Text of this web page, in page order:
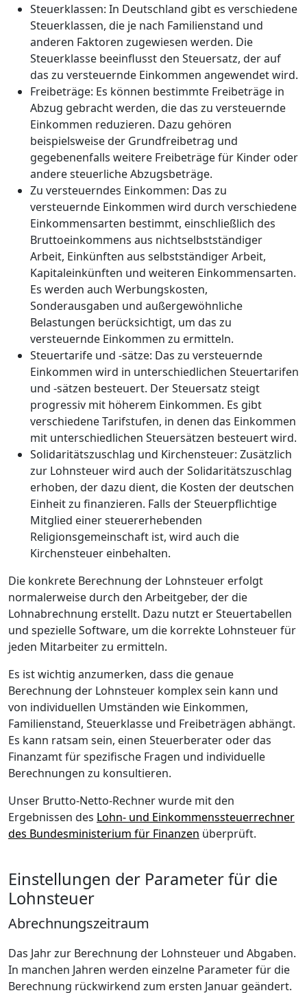
Steuerklassen: In Deutschland gibt es verschiedene
Steuerklassen, die je nach Familienstand und
anderen Faktoren zugewiesen werden. Die
Steuerklasse beeinflusst den Steuersatz, der auf
das zu versteuernde Einkommen angewendet wird.
Freibeträge: Es können bestimmte Freibeträge in
Abzug gebracht werden, die das zu versteuernde
Einkommen reduzieren. Dazu gehören
beispielsweise der Grundfreibetrag und
gegebenenfalls weitere Freibeträge für Kinder oder
andere steuerliche Abzugsbeträge.
Zu versteuerndes Einkommen: Das zu
versteuernde Einkommen wird durch verschiedene
Einkommensarten bestimmt, einschließlich des
Bruttoeinkommens aus nichtselbstständiger
Arbeit, Einkünften aus selbstständiger Arbeit,
Kapitaleinkünften und weiteren Einkommensarten.
Es werden auch Werbungskosten,
Sonderausgaben und außergewöhnliche
Belastungen berücksichtigt, um das zu
versteuernde Einkommen zu ermitteln.
Steuertarife und -sätze: Das zu versteuernde
Einkommen wird in unterschiedlichen Steuertarifen
und -sätzen besteuert. Der Steuersatz steigt
progressiv mit höherem Einkommen. Es gibt
verschiedene Tarifstufen, in denen das Einkommen
mit unterschiedlichen Steuersätzen besteuert wird.
Solidaritätszuschlag und Kirchensteuer: Zusätzlich
zur Lohnsteuer wird auch der Solidaritätszuschlag
erhoben, der dazu dient, die Kosten der deutschen
Einheit zu finanzieren. Falls der Steuerpflichtige
Mitglied einer steuererhebenden
Religionsgemeinschaft ist, wird auch die
Kirchensteuer einbehalten.
Die konkrete Berechnung der Lohnsteuer erfolgt
normalerweise durch den Arbeitgeber, der die
Lohnabrechnung erstellt. Dazu nutzt er Steuertabellen
und spezielle Software, um die korrekte Lohnsteuer für
jeden Mitarbeiter zu ermitteln.
Es ist wichtig anzumerken, dass die genaue
Berechnung der Lohnsteuer komplex sein kann und
von individuellen Umständen wie Einkommen,
Familienstand, Steuerklasse und Freibeträgen abhängt.
Es kann ratsam sein, einen Steuerberater oder das
Finanzamt für spezifische Fragen und individuelle
Berechnungen zu konsultieren.
Unser Brutto-Netto-Rechner wurde mit den
Ergebnissen des Lohn- und Einkommenssteuerrechner
des Bundesministerium für Finanzen überprüft.
Einstellungen der Parameter für die
Lohnsteuer
Abrechnungszeitraum
Das Jahr zur Berechnung der Lohnsteuer und Abgaben.
In manchen Jahren werden einzelne Parameter für die
Berechnung rückwirkend zum ersten Januar geändert.